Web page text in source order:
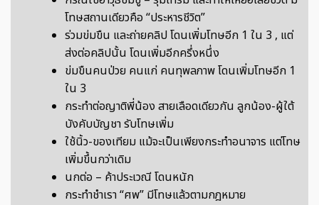
โทษสถานเดียวคือ “ประหารชีวิต”
ร่วมข่มขืน และถ่ายคลิป โดนเพิ่มโทษอีก 1 ใน 3 , แต่
ส่งต่อคลิปนั้น โดนเพิ่มอีกครึ่งหนึ่ง
ข่มขืนคนป่วย คนแก่ คนทุพลภาพ โดนเพิ่มโทษอีก 1
ใน 3
กระทำต่อญาติพี่น้อง สายเลือดเดียวกัน ลูกน้อง-ผู้ใต้
บังคับบัญชา รับโทษเพิ่ม
ใช้นิ้ว-ของเทียม แม้จะเป็นเพียงกระทำอนาจาร แต่โทษ
เพิ่มขึ้นกว่าเดิม
นกต่อ – ค้าประเวณี โดนหนัก
กระทำชำเรา “ศพ” มีโทษแล้วตามกฎหมาย